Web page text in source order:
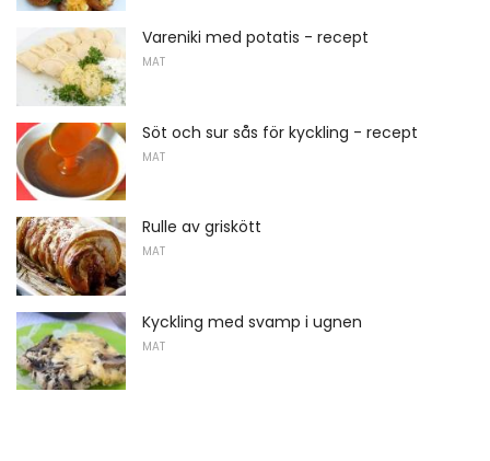
Vareniki med potatis - recept
MAT
Söt och sur sås för kyckling - recept
MAT
Rulle av griskött
MAT
Kyckling med svamp i ugnen
MAT